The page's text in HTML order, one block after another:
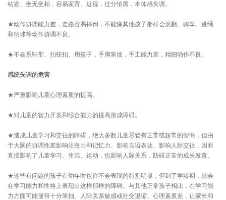
站姿、坐无坐相，容易驼背、近视，过分怕黑，本体感失调。
★动作协调能力差，走路容易摔倒，不能像其他孩子那样会滚翻、骑车、跳绳
和拍球等动作协调不良。
★不会系鞋带、扣钮扣、用筷子，手脚笨拙，手工能力差，精细动作不良。
感统失调的危害
★严重影响儿童心理素质的提高。
★对儿童的智力开发和综合能力的提高形成障碍。
★造成儿童学习和交往的障碍，绝大多数儿童尽管有正常或超常的智商，但由
于大脑的协调性差影响注意力和记忆力、影响言语表达、影响人际交往，因而
直接影响了儿童学习、生活、运动，也影响人际关系，防碍正常的成长发育。
★这些有问题的孩子在幼年时也许不会表现的特别明显，但到了学龄期，就会
在学习能力和性格上表现出这样那样的障碍。与其他正常孩子相比，在学习能
力方面可能显得十分笨拙、人际关系敏感或社交退缩、心理素质差，让家长和